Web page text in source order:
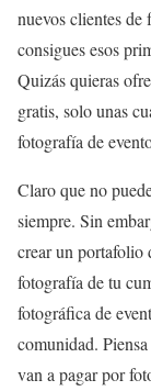
nuevos clientes de
consigues esos
Quizás quieras
gratis, solo unas
fotografía de
Claro que no
siempre. Sin
crear un portafolio
fotografía de tu
fotográfica de
comunidad.
van a pagar por